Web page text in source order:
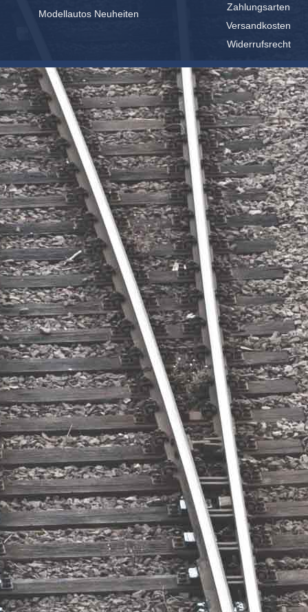
Modellautos Neuheiten
Zahlungsarten
Versandkosten
Widerrufsrecht